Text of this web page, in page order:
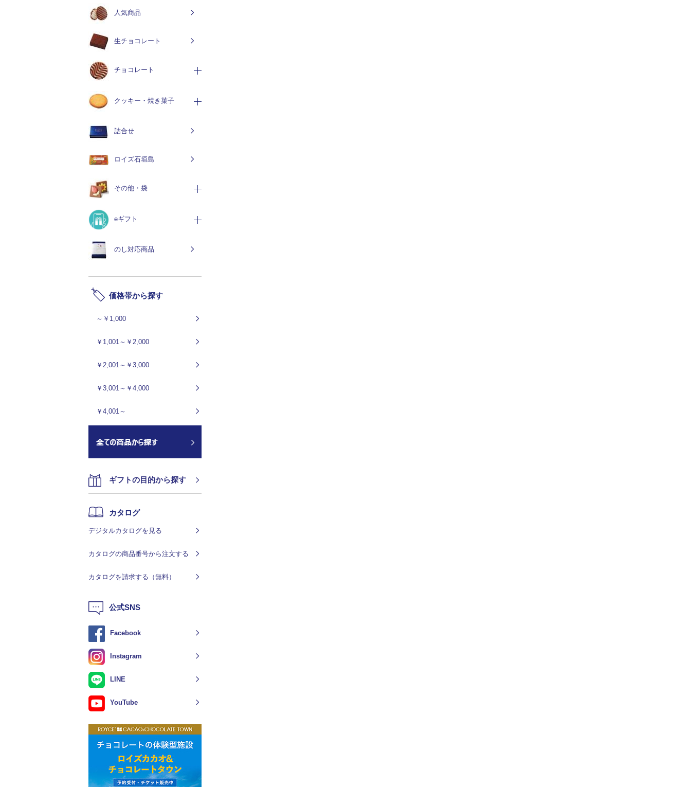
人気商品
生チョコレート
チョコレート
クッキー・焼き菓子
詰合せ
ロイズ石垣島
その他・袋
eギフト
のし対応商品
価格帯から探す
～￥1,000
￥1,001～￥2,000
￥2,001～￥3,000
￥3,001～￥4,000
￥4,001～
ギフトの目的から探す
カタログ
デジタルカタログを見る
カタログの商品番号から注文する
カタログを請求する（無料）
公式SNS
Facebook
Instagram
LINE
YouTube